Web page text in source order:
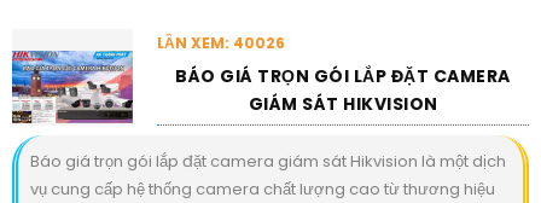
LẦN XEM: 40026
BÁO GIÁ TRỌN GÓI LẮP ĐẶT CAMERA
GIÁM SÁT HIKVISION
Báo giá trọn gói lắp đặt camera giám sát Hikvision là một dịch
vụ cung cấp hệ thống camera chất lượng cao từ thương hiệu